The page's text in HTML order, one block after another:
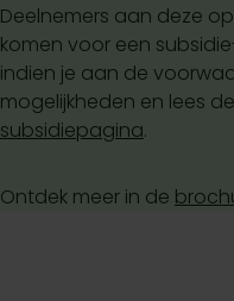
Deelnemers aan deze
komen voor een
indien je aan de
mogelijkheden en lees
subsidiepagina.
Ontdek meer in de